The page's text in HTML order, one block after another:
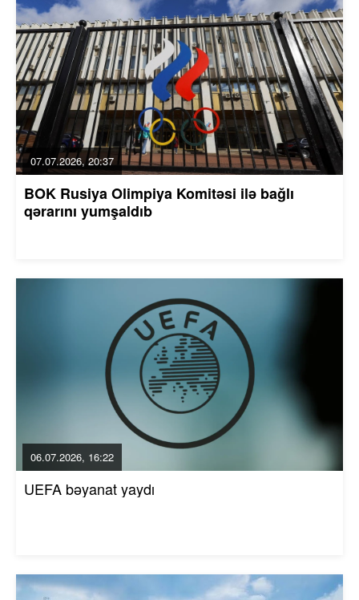
07.07.2026, 20:37
BOK Rusiya Olimpiya Komitəsi ilə bağlı
qərarını yumşaldıb
06.07.2026, 16:22
UEFA bəyanat yaydı